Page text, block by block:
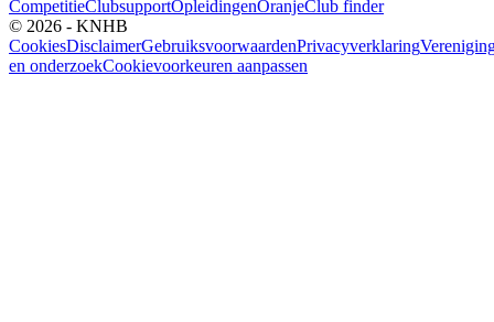
CompetitieClubsupportOpleidingenOranjeClub finder
© 2026 - KNHB
CookiesDisclaimerGebruiksvoorwaardenPrivacyverklaring
en onderzoekCookievoorkeuren aanpassen